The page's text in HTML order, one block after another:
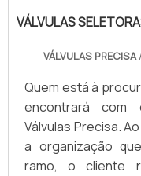
VÁLVULAS
VÁLVULAS PRECISA
Quem está à
encontrará com
Válvulas Precisa.
a organização
ramo, o cliente